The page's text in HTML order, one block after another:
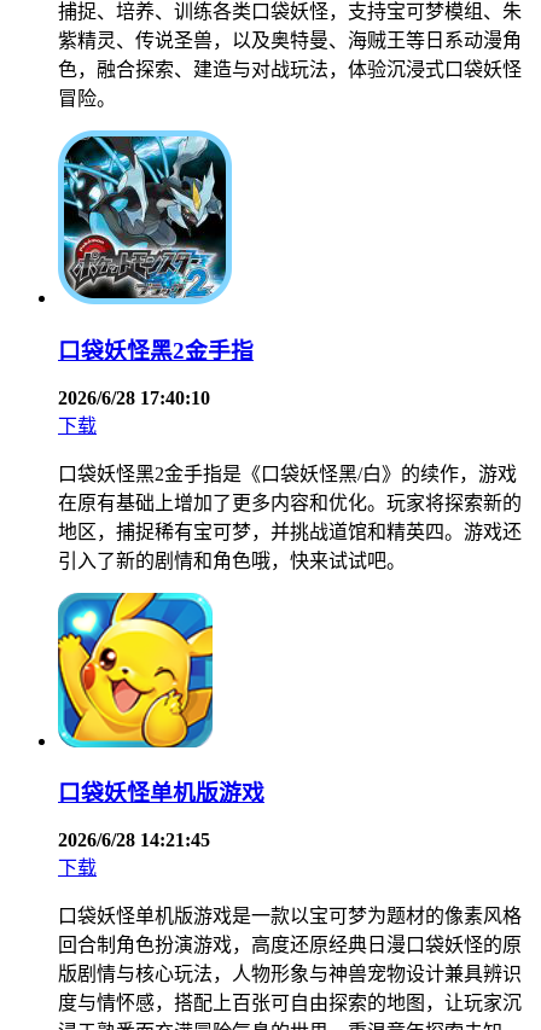
捕捉、培养、训练各类口袋妖怪，支持宝可梦模组、朱
紫精灵、传说圣兽，以及奥特曼、海贼王等日系动漫角
色，融合探索、建造与对战玩法，体验沉浸式口袋妖怪
冒险。
口袋妖怪黑2金手指
2026/6/28 17:40:10
下载
口袋妖怪黑2金手指是《口袋妖怪黑/白》的续作，游戏
在原有基础上增加了更多内容和优化。玩家将探索新的
地区，捕捉稀有宝可梦，并挑战道馆和精英四。游戏还
引入了新的剧情和角色哦，快来试试吧。
口袋妖怪单机版游戏
2026/6/28 14:21:45
下载
口袋妖怪单机版游戏是一款以宝可梦为题材的像素风格
回合制角色扮演游戏，高度还原经典日漫口袋妖怪的原
版剧情与核心玩法，人物形象与神兽宠物设计兼具辨识
度与情怀感，搭配上百张可自由探索的地图，让玩家沉